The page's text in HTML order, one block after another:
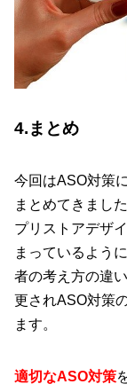
4.まとめ
今回はASO対策
まとめてきまし
プリストアデザ
まっているよう
者の考え方の違
更されASO対策
ます。
適切なASO対策